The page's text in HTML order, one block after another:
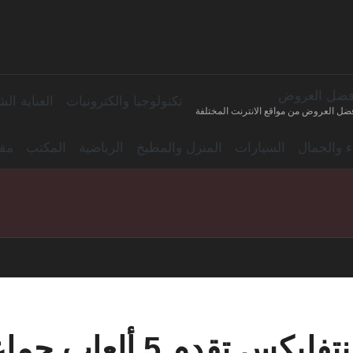
افضل العروض
العروض من مواقع الانترنت المختلفة
تكنولوجيا والكترونيات العناية
والجمال السيارات المنزل والمطبخ الرياضية المكتب